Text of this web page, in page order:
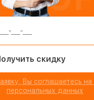
скидку
Вы соглашаетесь
персональных данных